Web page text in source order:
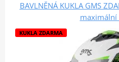
BAVLNĚNÁ KUKLA GMS
KUKLA ZDARMA